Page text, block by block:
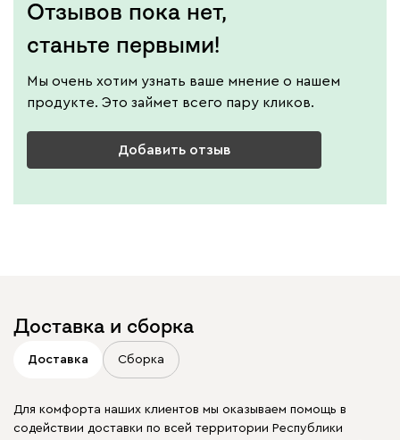
Отзывов пока нет,
станьте первыми!
Мы очень хотим узнать ваше мнение о нашем
продукте. Это займет всего пару кликов.
Добавить отзыв
Доставка и сборка
Доставка Сборка
Для комфорта наших клиентов мы оказываем помощь в
содействии доставки по всей территории Республики